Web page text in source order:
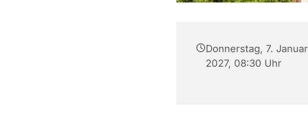
Donnerstag, 7. Januar
2027, 08:30 Uhr